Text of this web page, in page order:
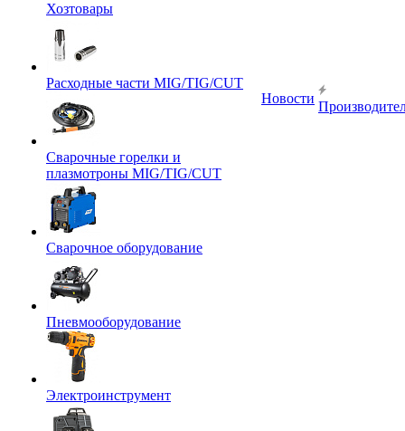
Хозтовары
Расходные части MIG/TIG/CUT
Сварочные горелки и
плазмотроны MIG/TIG/CUT
Сварочное оборудование
Пневмооборудование
Электроинструмент
Новости